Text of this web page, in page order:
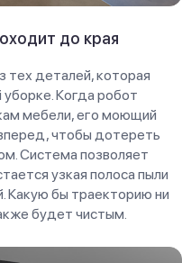
до края
тех деталей, которая
Когда робот
мебели, его моющий
чтобы дотереть
Система позволяет
узкая полоса пыли
Какую бы траекторию ни
будет чистым.